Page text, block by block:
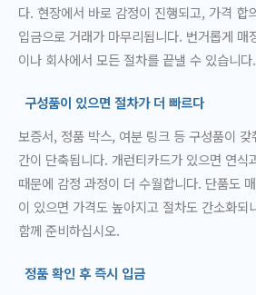
다. 현장에서 바로 감정이 진행되고, 가격 합
입금으로 거래가 마무리됩니다. 번거롭게 매
이나 회사에서 모든 절차를 끝낼 수 있습니다.
구성품이 있으면 절차가 더 빠르다
보증서, 정품 박스, 여분 링크 등 구성품이
간이 단축됩니다. 개런티카드가 있으면 연식
때문에 감정 과정이 더 수월합니다. 단품도
이 있으면 가격도 높아지고 절차도 간소화되
함께 준비하십시오.
정품 확인 후 즉시 입금